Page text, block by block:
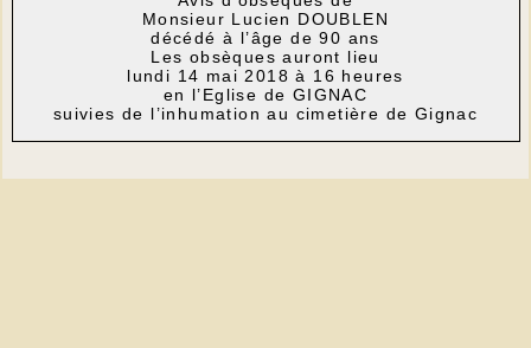
Monsieur Lucien DOUBLEN
décédé à l’âge de 90 ans
Les obsèques auront lieu
lundi 14 mai 2018 à 16 heures
en l’Eglise de GIGNAC
suivies de l’inhumation au cimetière de Gignac